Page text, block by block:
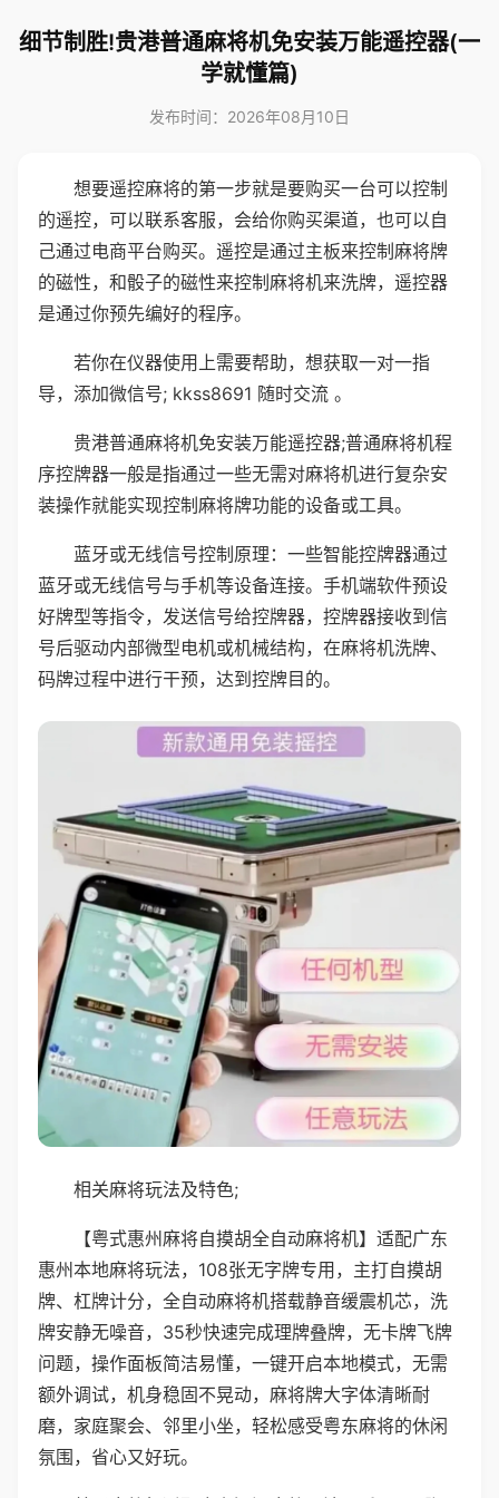
细节制胜!贵港普通麻将机免安装万能遥控器(一
学就懂篇)
发布时间：2026年08月10日
想要遥控麻将的第一步就是要购买一台可以控制
的遥控，可以联系客服，会给你购买渠道，也可以自
己通过电商平台购买。遥控是通过主板来控制麻将牌
的磁性，和骰子的磁性来控制麻将机来洗牌，遥控器
是通过你预先编好的程序。
若你在仪器使用上需要帮助，想获取一对一指
导，添加微信号; kkss8691 随时交流 。
贵港普通麻将机免安装万能遥控器;普通麻将机程
序控牌器一般是指通过一些无需对麻将机进行复杂安
装操作就能实现控制麻将牌功能的设备或工具。
蓝牙或无线信号控制原理：一些智能控牌器通过
蓝牙或无线信号与手机等设备连接。手机端软件预设
好牌型等指令，发送信号给控牌器，控牌器接收到信
号后驱动内部微型电机或机械结构，在麻将机洗牌、
码牌过程中进行干预，达到控牌目的。
相关麻将玩法及特色;
【粤式惠州麻将自摸胡全自动麻将机】适配广东
惠州本地麻将玩法，108张无字牌专用，主打自摸胡
牌、杠牌计分，全自动麻将机搭载静音缓震机芯，洗
牌安静无噪音，35秒快速完成理牌叠牌，无卡牌飞牌
问题，操作面板简洁易懂，一键开启本地模式，无需
额外调试，机身稳固不晃动，麻将牌大字体清晰耐
磨，家庭聚会、邻里小坐，轻松感受粤东麻将的休闲
氛围，省心又好玩。